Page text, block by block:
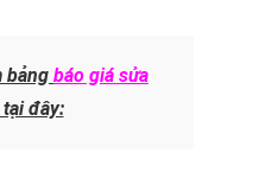
bảng báo giá sửa
đây: